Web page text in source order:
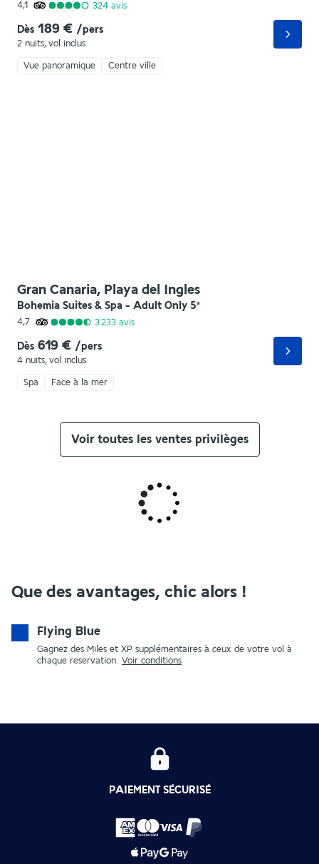
4,1 324 avis
Dès 189 € /pers
2 nuits, vol inclus
Vue panoramique Centre ville
Gran Canaria, Playa del Ingles
Bohemia Suites & Spa - Adult Only 5*
4,7
3 233 avis
Dès 619 € /pers
4 nuits, vol inclus
Spa Face à la mer
Voir toutes les ventes privilèges
Que des avantages, chic alors !
Flying Blue
Gagnez des Miles et XP supplémentaires à ceux de votre vol à
chaque reservation. Voir conditions
PAIEMENT SÉCURISÉ